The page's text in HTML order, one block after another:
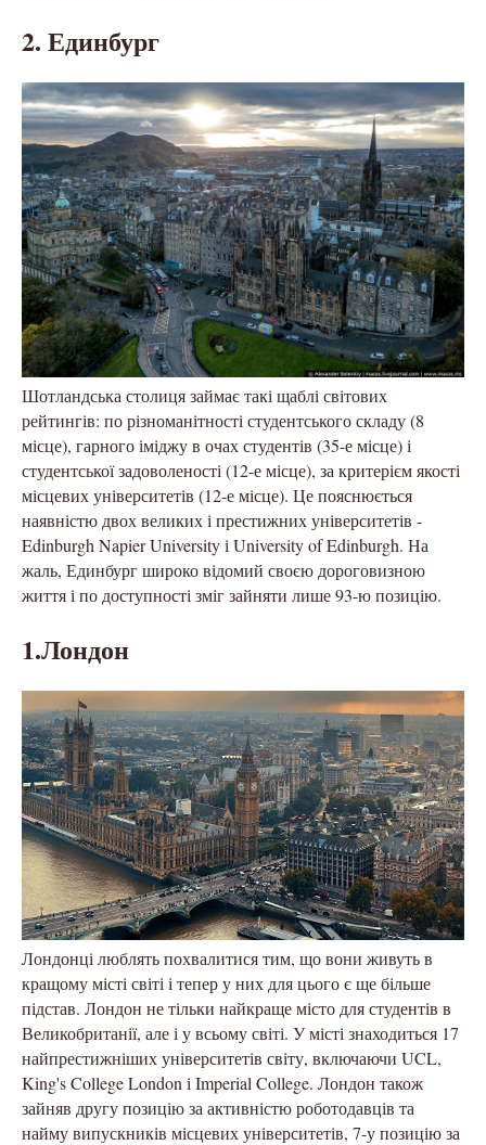
2. Единбург
Шотландська столиця займає такі щаблі світових
рейтингів: по різноманітності студентського складу (8
місце), гарного іміджу в очах студентів (35-е місце) і
студентської задоволеності (12-е місце), за критерієм якості
місцевих університетів (12-е місце). Це пояснюється
наявністю двох великих і престижних університетів -
Edinburgh Napier University і University of Edinburgh. На
жаль, Единбург широко відомий своєю дороговизною
життя і по доступності зміг зайняти лише 93-ю позицію.
1.Лондон
Лондонці люблять похвалитися тим, що вони живуть в
кращому місті світі і тепер у них для цього є ще більше
підстав. Лондон не тільки найкраще місто для студентів в
Великобританії, але і у всьому світі. У місті знаходиться 17
найпрестижніших університетів світу, включаючи UCL,
King's College London і Imperial College. Лондон також
зайняв другу позицію за активністю роботодавців та
найму випускників місцевих університетів, 7-у позицію за